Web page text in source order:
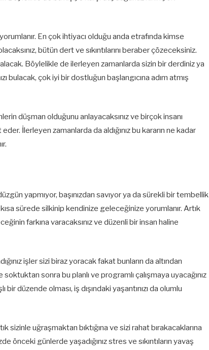
En çok ihtiyacı olduğu anda etrafında kimse
bütün dert ve sıkıntılarını beraber çözeceksiniz.
Böylelikle de ilerleyen zamanlarda sizin bir derdiniz ya
bulacak, çok iyi bir dostluğun başlangıcına adım atmış
düşman olduğunu anlayacaksınız ve birçok insanı
eder. İlerleyen zamanlarda da aldığınız bu kararın ne kadar
yapmıyor, başınızdan savıyor ya da sürekli bir tembellik
sürede silkinip kendinize geleceğinize yorumlanır. Artık
farkına varacaksınız ve düzenli bir insan haline
işler sizi biraz yoracak fakat bunların da altından
sonra bu planlı ve programlı çalışmaya uyacağınız
bir düzende olması, iş dışındaki yaşantınızı da olumlu
sizinle uğraşmaktan bıktığına ve sizi rahat bırakacaklarına
önceki günlerde yaşadığınız stres ve sıkıntıların yavaş